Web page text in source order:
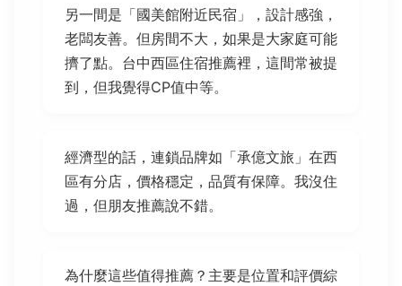
另一間是「國美館附近民宿」，設計感強，
老闆友善。但房間不大，如果是大家庭可能
擠了點。台中西區住宿推薦裡，這間常被提
到，但我覺得CP值中等。
經濟型的話，連鎖品牌如「承億文旅」在西
區有分店，價格穩定，品質有保障。我沒住
過，但朋友推薦說不錯。
為什麼這些值得推薦？主要是位置和評價綜